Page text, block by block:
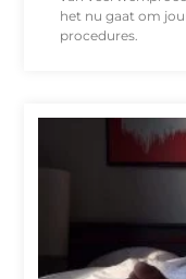
het nu gaat om
procedures.